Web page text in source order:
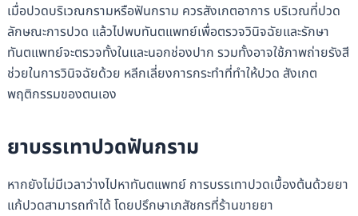
เมื่อปวดบริเวณกรามหรือฟันกราม ควรสังเกตอาการ บริเวณที่ปวด
ลักษณะการปวด แล้วไปพบทันตแพทย์เพื่อตรวจวินิจฉัยและรักษา
ทันตแพทย์จะตรวจทั้งในและนอกช่องปาก รวมทั้งอาจใช้ภาพถ่ายรังสี
ช่วยในการวินิจฉัยด้วย หลีกเลี่ยงการกระทำที่ทำให้ปวด สังเกต
พฤติกรรมของตนเอง
ยาบรรเทาปวดฟันกราม
หากยังไม่มีเวลาว่างไปหาทันตแพทย์ การบรรเทาปวดเบื้องต้นด้วยยา
แก้ปวดสามารถทำได้ โดยปรึกษาเภสัชกรที่ร้านขายยา